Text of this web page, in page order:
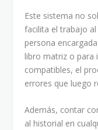
Este sistema no
facilita el trabajo
persona
libro matriz o para
compatibles, el
errores que luego
Además, contar
al historial en